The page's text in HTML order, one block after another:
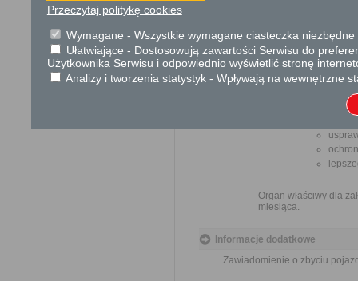
biurokratyczne
Przedmiotem
Organ właściwy dla
miesiąca.
Informacje dodatkowe
Zawiadomienie o zbyciu
Przeczytaj politykę cookies
Wymagane - Wszystkie wymagane ciasteczka
Ułatwiające - Dostosowują zawartości Serwisu do
Użytkownika Serwisu i odpowiednio wyświetlić stronę
Analizy i tworzenia statystyk - Wpływają na wewnętrzne